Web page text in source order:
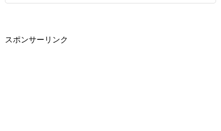
スポンサーリンク